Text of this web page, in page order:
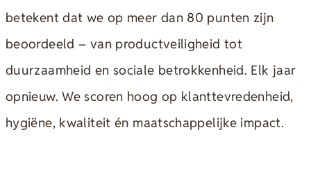
betekent dat we op meer dan 80 punten zijn
beoordeeld – van productveiligheid tot
duurzaamheid en sociale betrokkenheid. Elk jaar
opnieuw. We scoren hoog op klanttevredenheid,
hygiëne, kwaliteit én maatschappelijke impact.